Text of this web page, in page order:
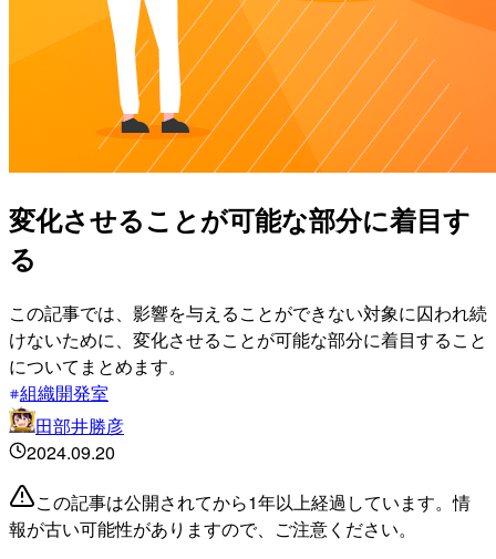
変化させることが可能な部分に着目す
る
この記事では、影響を与えることができない対象に囚われ続
けないために、変化させることが可能な部分に着目すること
についてまとめます。
組織開発室
田部井勝彦
2024.09.20
この記事は公開されてから1年以上経過しています。情
報が古い可能性がありますので、ご注意ください。